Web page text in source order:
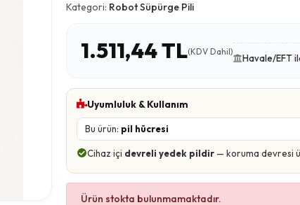
Kategori: Robot Süpürge Pili
1.511,44 TL(KDV Dahil)
Havale/EFT
Uyumluluk & Kullanım
Bu ürün: pil hücresi
Cihaz içi devreli yedek pildir — koruma devresi
Ürün stokta bulunmamaktadır.